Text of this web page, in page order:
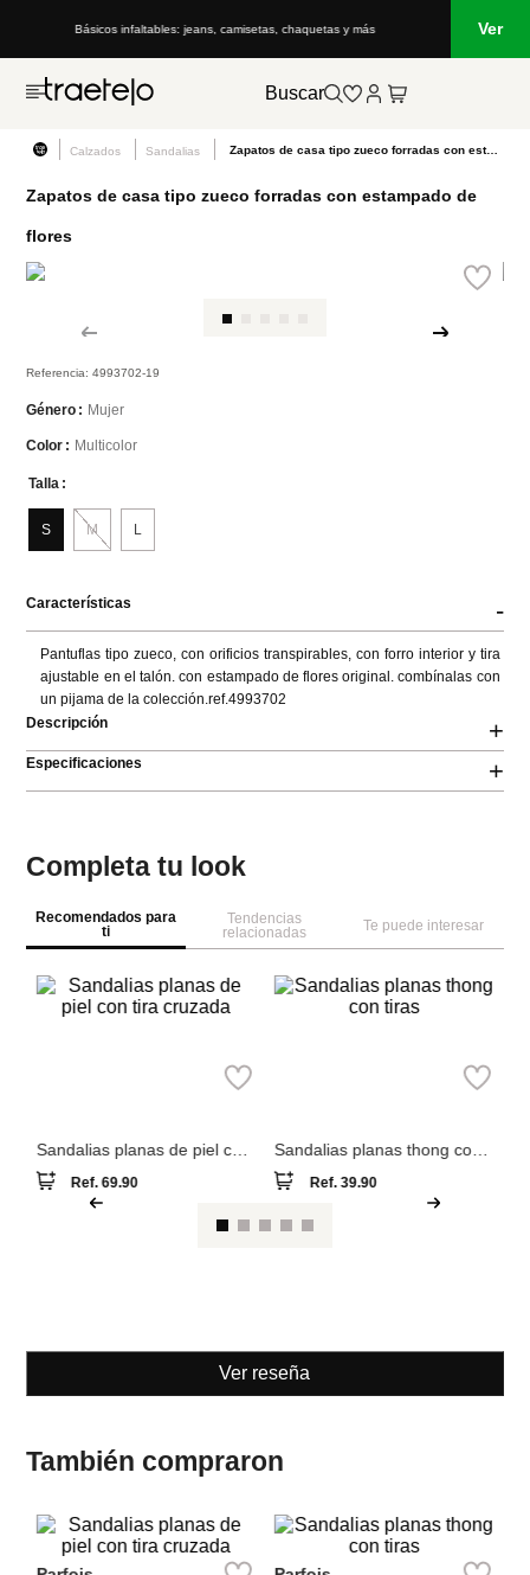
Básicos infaltables: jeans, camisetas, chaquetas y más Ver
Buscar
Calzados Sandalias Zapatos de casa tipo zueco forradas con estampado de flores
Zapatos de casa tipo zueco forradas con estampado de
flores
Referencia:4993702-19
Género Mujer
Color Multicolor
Talla
L
M
S
Características -
Pantuflas tipo zueco, con orificios transpirables, con forro interior y tira
ajustable en el talón. con estampado de flores original. combínalas con
un pijama de la colección.ref.4993702
Descripción
+
Especificaciones +
Completa tu look
Recomendados para
ti
Tendencias
relacionadas
Te puede interesar
Parfois
Ver reseña
También compraron